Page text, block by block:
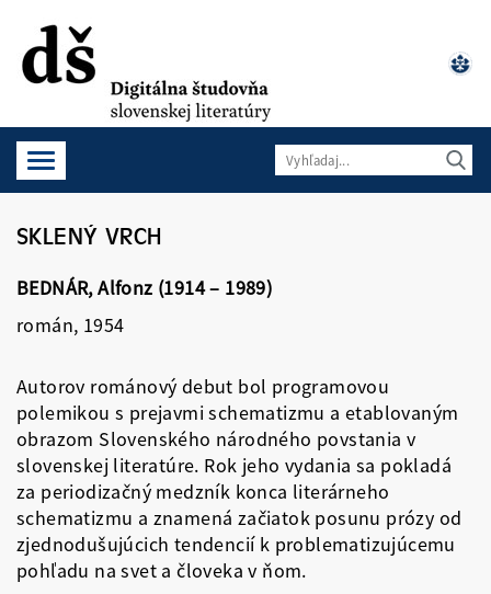
SKLENÝ VRCH
BEDNÁR, Alfonz (1914 – 1989)
román, 1954
Autorov románový debut bol programovou
polemikou s prejavmi schematizmu a etablovaným
obrazom Slovenského národného povstania v
slovenskej literatúre. Rok jeho vydania sa pokladá
za periodizačný medzník konca literárneho
schematizmu a znamená začiatok posunu prózy od
zjednodušujúcich tendencií k problematizujúcemu
pohľadu na svet a človeka v ňom.